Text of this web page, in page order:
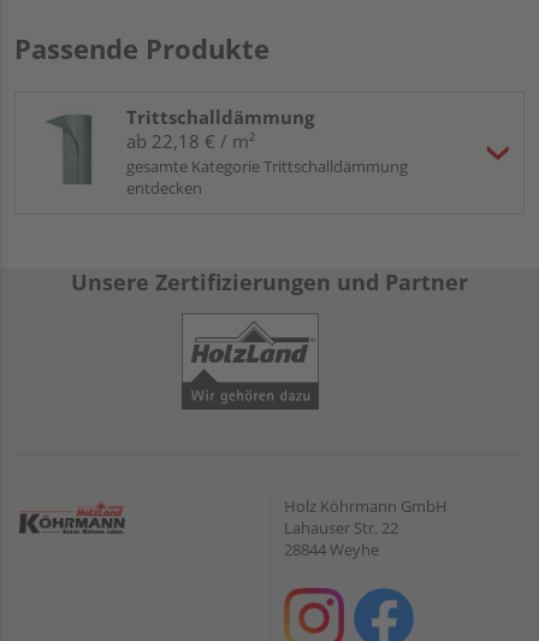
Passende Produkte
Trittschalldämmung
ab 22,18 € / m²
gesamte Kategorie Trittschalldämmung
entdecken
Unsere Zertifizierungen und Partner
Holz Köhrmann GmbH
Lahauser Str. 22
28844 Weyhe